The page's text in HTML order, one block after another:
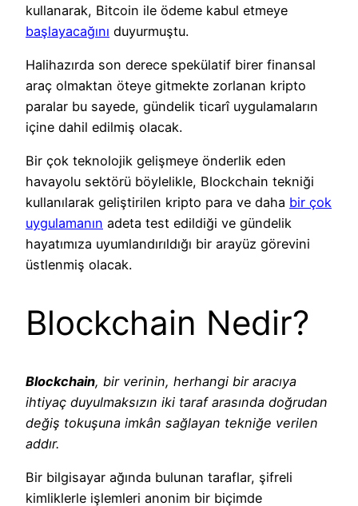
kullanarak, Bitcoin ile ödeme kabul etmeye
başlayacağını duyurmuştu.
Halihazırda son derece spekülatif birer finansal
araç olmaktan öteye gitmekte zorlanan kripto
paralar bu sayede, gündelik ticarî uygulamaların
içine dahil edilmiş olacak.
Bir çok teknolojik gelişmeye önderlik eden
havayolu sektörü böylelikle, Blockchain tekniği
kullanılarak geliştirilen kripto para ve daha bir çok
uygulamanın adeta test edildiği ve gündelik
hayatımıza uyumlandırıldığı bir arayüz görevini
üstlenmiş olacak.
Blockchain Nedir?
Blockchain, bir verinin, herhangi bir aracıya
ihtiyaç duyulmaksızın iki taraf arasında doğrudan
değiş tokuşuna imkân sağlayan tekniğe verilen
addır.
Bir bilgisayar ağında bulunan taraflar, şifreli
kimliklerle işlemleri anonim bir biçimde